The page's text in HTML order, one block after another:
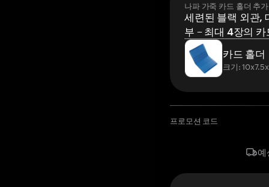
나파 가죽 카드 홀더 추가
세련된 블랙 외관,
부 – 최대 4장의
카드 홀더
크기:
프로모션 코드
예